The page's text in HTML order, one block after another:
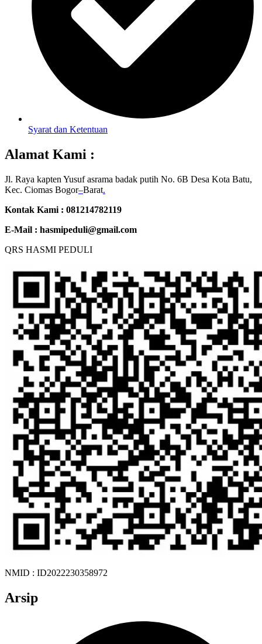
Syarat dan Ketentuan
Alamat Kami :
Jl. Raya kapten Yusuf asrama badak putih No. 6B Desa Kota Batu,
Kec. Ciomas Bogor–Barat.
Kontak Kami : 081214782119
E-Mail : hasmipeduli@gmail.com
QRS HASMI PEDULI
NMID : ID2022230358972
Arsip